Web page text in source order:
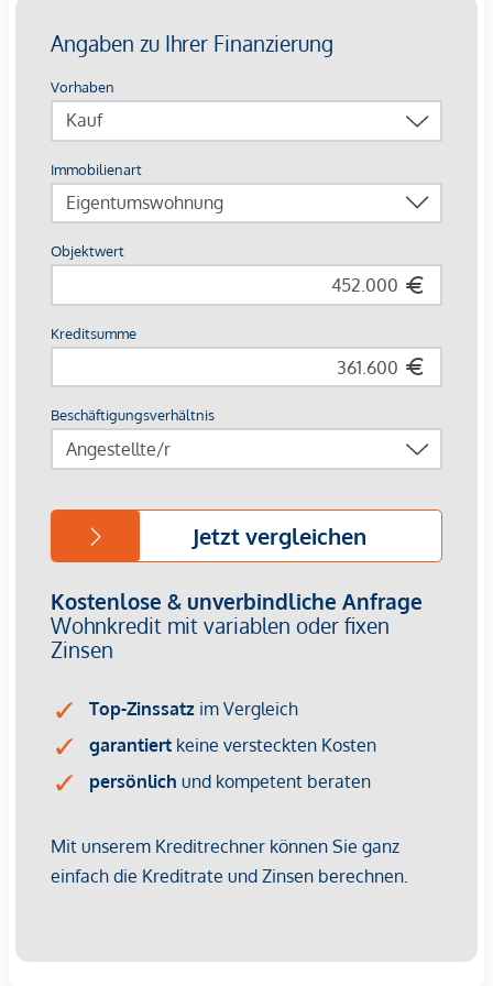
Highlights auf einen Blick
Europas erstes Stadtquartier in Holzbauweise
CO²-neutrale Energieversorgung durch Geothermie &
253 Wohnungen von 34 – 108 m²
Jede Einheit mit Außenfläche
Perfekte Innenstadtlage mit Natur, Kultur und Kulinarik
Beim Kauf einer 3- oder 4-Zimmerwohnung kann ein Kfz-
Stellplatz in der hauseigenen Tiefgarage um € 44.000,-
erworben werden.
Provisionsfrei für den Käufer!
Wir weisen darauf hin, dass zwischen dem Vermittler und
dem zu vermittelnden Dritten ein familiäres oder
wirtschaftliches Naheverhältnis besteht.
Der Vermittler ist als Doppelmakler tätig.
Infrastruktur / Entfernungen
Gesundheit
Arzt <500m
Klinik <500m
Krankenhaus <1.250m